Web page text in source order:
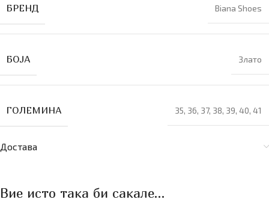
БРЕНД Biana Shoes
БОЈА Злато
ГОЛЕМИНА 35, 36, 37, 38, 39, 40, 41
Достава
Вие исто така би сакале…